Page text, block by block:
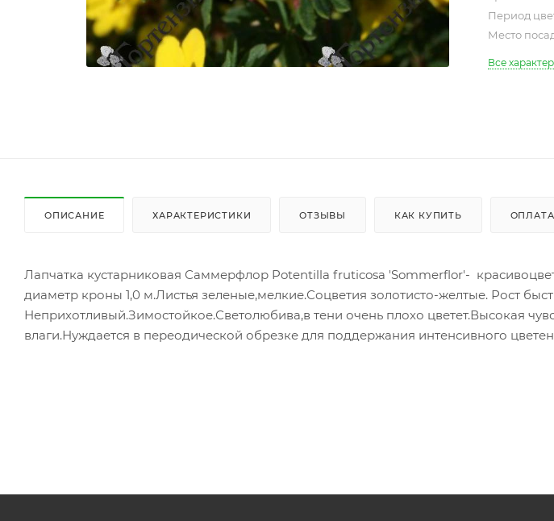
Период
Место
Все
ОПИСАНИЕ ХАРАКТЕРИСТИКИ ОТЗЫВЫ КАК КУПИТЬ ОПЛАТА
Лапчатка кустарниковая Саммерфлор Potentilla fruticosa 'Sommerflor'-
диаметр кроны 1,0 м.Листья зеленые,мелкие.Соцветия золотисто-желтые. Рост
Неприхотливый.Зимостойкое.Светолюбива,в тени очень плохо цветет.Высокая
влаги.Нуждается в переодической обрезке для поддержания интенсивного